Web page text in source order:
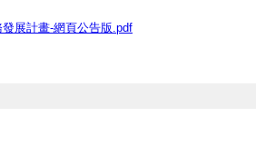
展計畫-網頁公告版.pdf